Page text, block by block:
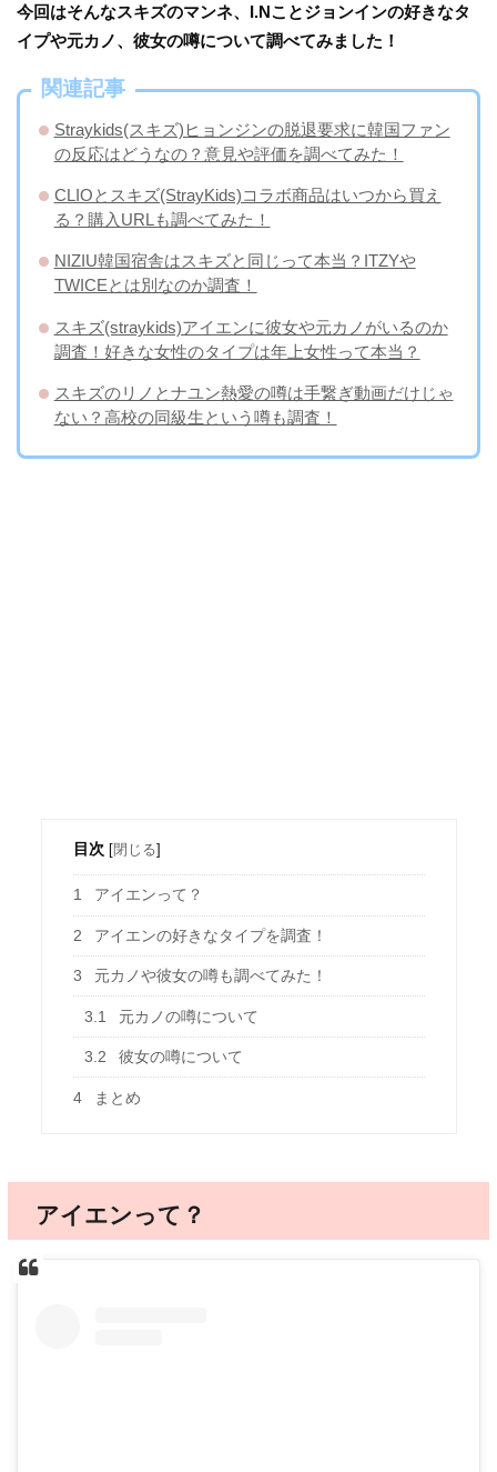
今回はそんなスキズのマンネ、I.Nことジョンインの好きなタ
イプや元カノ、彼女の噂について調べてみました！
関連記事
Straykids(スキズ)ヒョンジンの脱退要求に韓国ファン
の反応はどうなの？意見や評価を調べてみた！
CLIOとスキズ(StrayKids)コラボ商品はいつから買え
る？購入URLも調べてみた！
NIZIU韓国宿舎はスキズと同じって本当？ITZYや
TWICEとは別なのか調査！
スキズ(straykids)アイエンに彼女や元カノがいるのか
調査！好きな女性のタイプは年上女性って本当？
スキズのリノとナユン熱愛の噂は手繋ぎ動画だけじゃ
ない？高校の同級生という噂も調査！
目次 [閉じる]
1 アイエンって？
2 アイエンの好きなタイプを調査！
3 元カノや彼女の噂も調べてみた！
3.1 元カノの噂について
3.2 彼女の噂について
4 まとめ
アイエンって？